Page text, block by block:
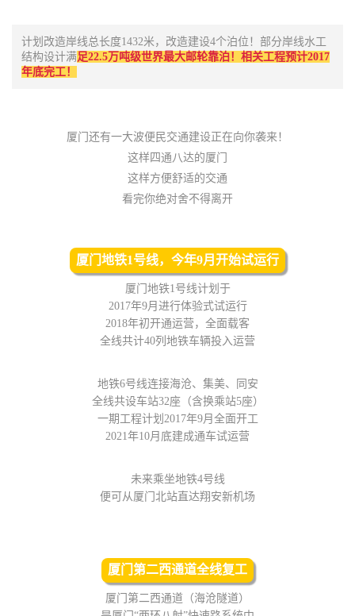
计划改造岸线总长度1432米，改造建设4个泊位！ 部分岸线水工
结构设计满足22.5万吨级世界最大邮轮靠泊！相关工程预计2017
年底完工！
厦门还有一大波便民交通建设正在向你袭来！
这样四通八达的厦门
这样方便舒适的交通
看完你绝对舍不得离开
厦门地铁1号线，今年9月开始试运行
厦门地铁1号线计划于
2017年9月进行体验式试运行
2018年初开通运营，全面载客
全线共计40列地铁车辆投入运营
地铁6号线连接海沧、集美、同安
全线共设车站32座（含换乘站5座）
一期工程计划2017年9月全面开工
2021年10月底建成通车试运营
未来乘坐地铁4号线
便可从厦门北站直达翔安新机场
厦门第二西通道全线复工
厦门第二西通道（海沧隧道）